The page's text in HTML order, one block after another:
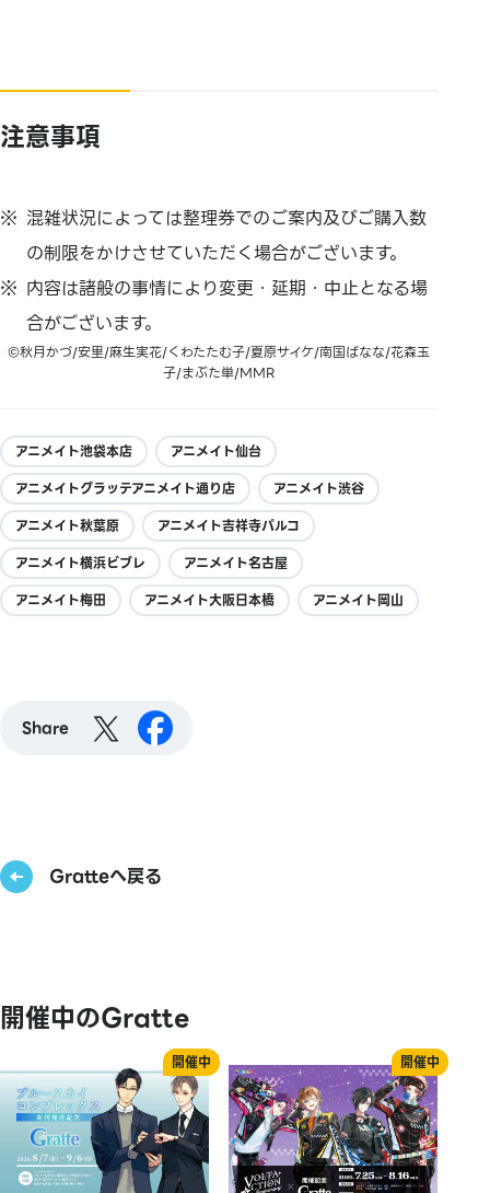
注意事項
混雑状況によっては整理券でのご案内及びご購入数
の制限をかけさせていただく場合がございます。
内容は諸般の事情により変更・延期・中止となる場
合がございます。
©秋月かづ/安里/麻生実花/くわたたむ子/夏原サイケ/南国ばなな/花森玉
子/まぶた単/MMR
アニメイト池袋本店
アニメイト仙台
アニメイトグラッテアニメイト通り店
アニメイト渋谷
アニメイト秋葉原
アニメイト吉祥寺パルコ
アニメイト横浜ビブレ
アニメイト名古屋
アニメイト梅田
アニメイト大阪日本橋 アニメイト岡山
Share
Gratteへ戻る
開催中のGratte